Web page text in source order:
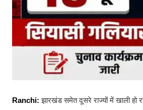
Ranchi: झारखंड समेत दूसरे राज्यों में खाली हो